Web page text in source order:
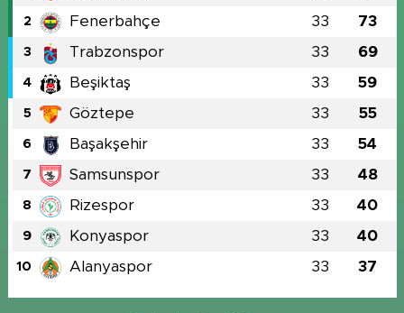
2 Fenerbahçe 33 73
3 Trabzonspor 33 69
4 Beşiktaş 33 59
5 Göztepe 33 55
6 Başakşehir 33 54
7 Samsunspor 33 48
8 Rizespor 33 40
9 Konyaspor 33 40
10 Alanyaspor 33 37